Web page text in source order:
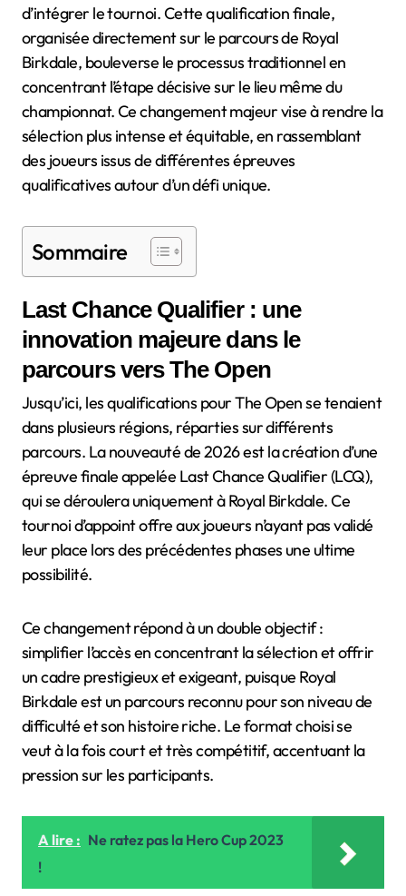
d’intégrer le tournoi. Cette qualification finale,
organisée directement sur le parcours de Royal
Birkdale, bouleverse le processus traditionnel en
concentrant l’étape décisive sur le lieu même du
championnat. Ce changement majeur vise à rendre la
sélection plus intense et équitable, en rassemblant
des joueurs issus de différentes épreuves
qualificatives autour d’un défi unique.
Sommaire
Last Chance Qualifier : une
innovation majeure dans le
parcours vers The Open
Jusqu’ici, les qualifications pour The Open se tenaient
dans plusieurs régions, réparties sur différents
parcours. La nouveauté de 2026 est la création d’une
épreuve finale appelée Last Chance Qualifier (LCQ),
qui se déroulera uniquement à Royal Birkdale. Ce
tournoi d’appoint offre aux joueurs n’ayant pas validé
leur place lors des précédentes phases une ultime
possibilité.
Ce changement répond à un double objectif :
simplifier l’accès en concentrant la sélection et offrir
un cadre prestigieux et exigeant, puisque Royal
Birkdale est un parcours reconnu pour son niveau de
difficulté et son histoire riche. Le format choisi se
veut à la fois court et très compétitif, accentuant la
pression sur les participants.
A lire : Ne ratez pas la Hero Cup 2023
!